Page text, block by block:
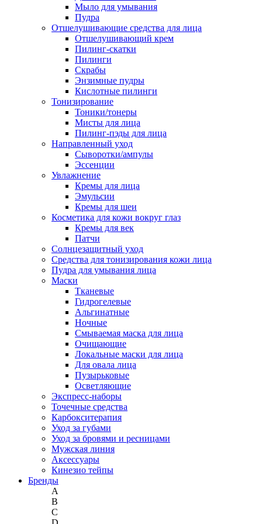
Мыло для умывания
Пудра
Отшелушивающие средства для лица
Отшелушивающий крем
Пилинг-скатки
Пилинги
Скрабы
Энзимные пудры
Кислотные пилинги
Тонизирование
Тоники/тонеры
Мисты для лица
Пилинг-пэды для лица
Направленный уход
Сыворотки/ампулы
Эссенции
Увлажнение
Кремы для лица
Эмульсии
Кремы для шеи
Косметика для кожи вокруг глаз
Кремы для век
Патчи
Солнцезащитный уход
Средства для тонизирования кожи лица
Пудра для умывания лица
Маски
Тканевые
Гидрогелевые
Альгинатные
Ночные
Смываемая маска для лица
Очищающие
Локальные маски для лица
Для овала лица
Пузырьковые
Осветляющие
Экспресс-наборы
Точечные средства
Карбокситерапия
Уход за губами
Уход за бровями и ресницами
Мужская линия
Аксессуары
Кинезио тейпы
Бренды
A
B
C